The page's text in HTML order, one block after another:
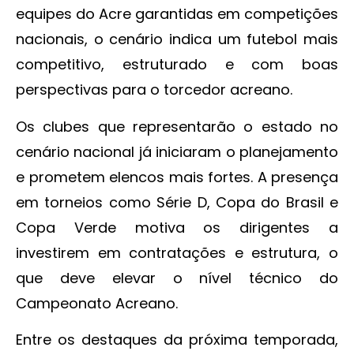
equipes do Acre garantidas em competições
nacionais, o cenário indica um futebol mais
competitivo, estruturado e com boas
perspectivas para o torcedor acreano.
Os clubes que representarão o estado no
cenário nacional já iniciaram o planejamento
e prometem elencos mais fortes. A presença
em torneios como Série D, Copa do Brasil e
Copa Verde motiva os dirigentes a
investirem em contratações e estrutura, o
que deve elevar o nível técnico do
Campeonato Acreano.
Entre os destaques da próxima temporada,